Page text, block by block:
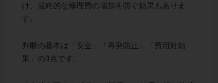
け、最終的な修理費の増加を防ぐ効果もありま
す。
判断の基本は「安全」「再発防止」「費用対効
果」の3点です。